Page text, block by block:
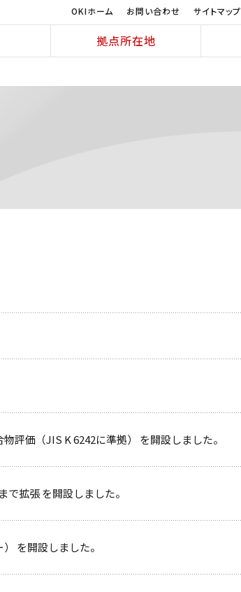
OKIホーム お問い合わせ サイトマップ
拠点所在地
評価（JIS K 6242に準拠） を開設しました。
で拡張 を開設しました。
を開設しました。